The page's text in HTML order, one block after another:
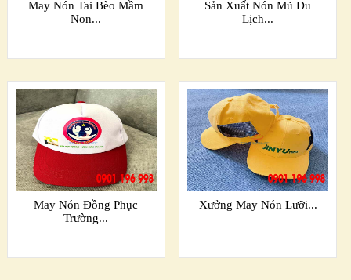
May Nón Tai Bèo Mầm
Non...
Sản Xuất Nón Mũ Du
Lịch...
May Nón Đồng Phục
Trường...
Xưởng May Nón Lưỡi...